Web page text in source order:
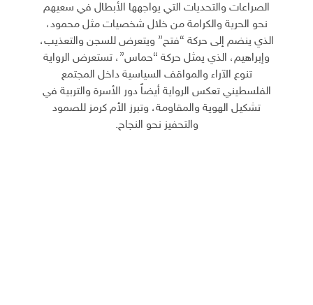
الصراعات والتحديات التي يواجهها الأبطال في سعيهم
نحو الحرية والكرامة من خلال شخصيات مثل محمود،
الذي ينضم إلى حركة “فتح” ويتعرض للسجن والتعذيب،
وإبراهيم، الذي يمثل حركة “حماس”، تستعرض الرواية
تنوع الآراء والمواقف السياسية داخل المجتمع
الفلسطيني تعكس الرواية أيضاً دور الأسرة والتربية في
تشكيل الهوية والمقاومة، وتبرز الأم كرمز للصمود
والتحفيز نحو النجاح.